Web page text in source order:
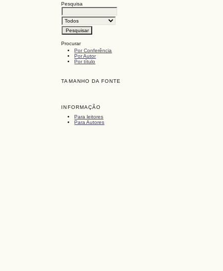
Pesquisa
Procurar
Por Conferência
Por Autor
Por título
TAMANHO DA FONTE
INFORMAÇÃO
Para leitores
Para Autores